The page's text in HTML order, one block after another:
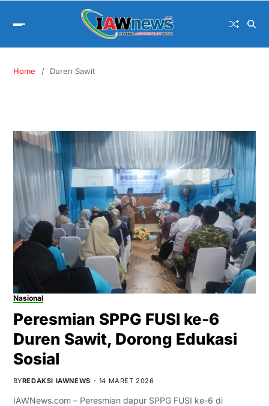
Home Duren Sawit
Nasional
Peresmian SPPG FUSI ke-6
Duren Sawit, Dorong Edukasi
Sosial
BYREDAKSI IAWNEWS 14 MARET 2026
IAWNews.com – Peresmian dapur SPPG FUSI ke-6 di